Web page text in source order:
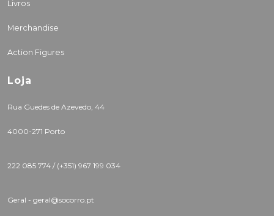
Livros
Merchandise
Action Figures
Loja
Rua Guedes de Azevedo, 44
4000-271 Porto
222 085 774 / (+351) 967 199 034
Geral - geral@socorro.pt